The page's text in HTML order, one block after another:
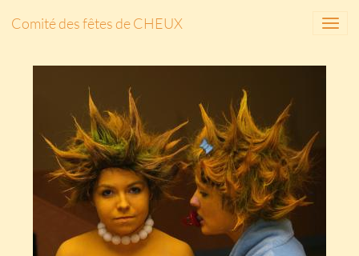
Comité des fêtes de CHEUX